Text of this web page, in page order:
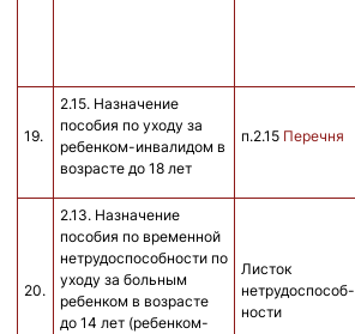
19.
2.15. Назначение
пособия по уходу за
ребенком-инвалидом в
возрасте до 18 лет
п.2.15 Перечня
20.
2.13. Назначение
пособия по временной
нетрудоспособности по
уходу за больным
ребенком в возрасте
до 14 лет (ребенком-
Листок
нетрудоспособ-
ности